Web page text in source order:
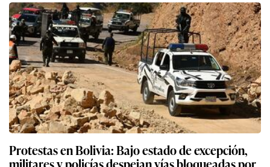
Protestas en Bolivia: Bajo estado de excepción,
militares y policías despejan vías bloqueadas por